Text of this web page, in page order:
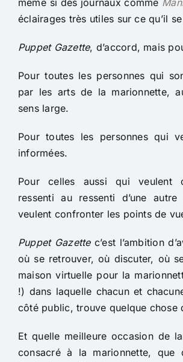
même si des journaux comme
éclairages très utiles sur ce qu’il
Puppet Gazette, d’accord, mais
Pour toutes les personnes qui
par les arts de la marionnette,
sens large.
Pour toutes les personnes qui
informées.
Pour celles aussi qui veulent
ressenti au ressenti d’une
veulent confronter les points de
Puppet Gazettec’est l’ambition
où se retrouver, où discuter, où
maison virtuelle pour la
!) dans laquelle chacun et
côté public, trouve quelque chose
Et quelle meilleure occasion de
consacré à la marionnette, que